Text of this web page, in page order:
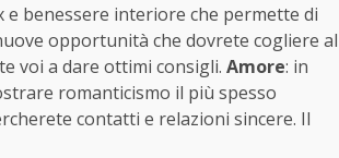
e benessere interiore che permette di
opportunità che dovrete cogliere al
voi a dare ottimi consigli. Amore: in
romanticismo il più spesso
contatti e relazioni sincere. Il